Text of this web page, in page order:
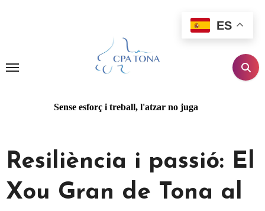
Sense esforç i treball, l'atzar no juga
Resiliència i passió: El
Xou Gran de Tona al
ES